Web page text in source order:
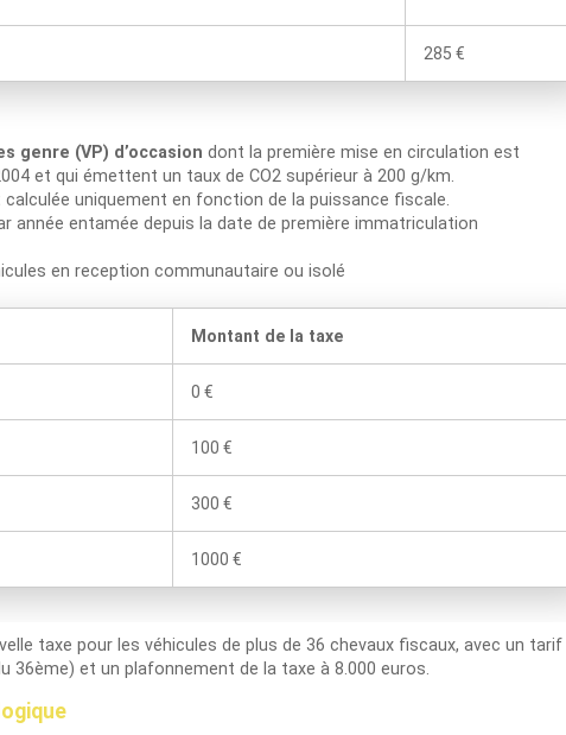
285 €
genre (VP) d’occasion dont la première mise en circulation est
et qui émettent un taux de CO2 supérieur à 200 g/km.
uniquement en fonction de la puissance fiscale.
année entamée depuis la date de première immatriculation
en reception communautaire ou isolé
Montant de la taxe
0 €
100 €
300 €
1000 €
taxe pour les véhicules de plus de 36 chevaux fiscaux, avec un tarif
36ème) et un plafonnement de la taxe à 8.000 euros.